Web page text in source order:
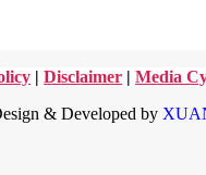
| Disclaimer | Media
& Developed by